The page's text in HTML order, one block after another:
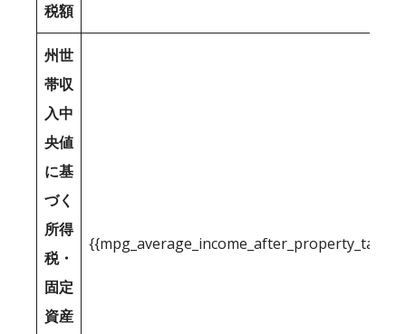
税額
州世
帯収
入中
央値
に基
づく
所得
税・
固定
資産